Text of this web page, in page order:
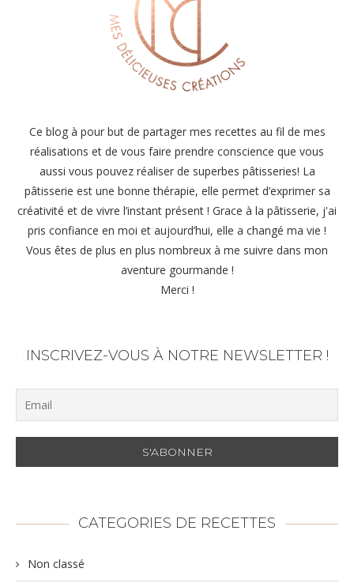
Ce blog à pour but de partager mes recettes au fil de mes
réalisations et de vous faire prendre conscience que vous
aussi vous pouvez réaliser de superbes pâtisseries! La
pâtisserie est une bonne thérapie, elle permet d’exprimer sa
créativité et de vivre l’instant présent ! Grace à la pâtisserie, j'ai
pris confiance en moi et aujourd’hui, elle a changé ma vie !
Vous êtes de plus en plus nombreux à me suivre dans mon
aventure gourmande !
Merci !
INSCRIVEZ-VOUS À NOTRE NEWSLETTER !
CATEGORIES DE RECETTES
Non classé